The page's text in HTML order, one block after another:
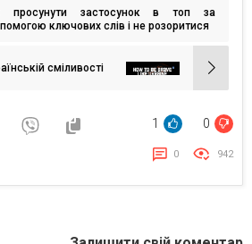
просунути застосунок в топ за
ключових слів і не розоритися
сміливості
1 0
0 942